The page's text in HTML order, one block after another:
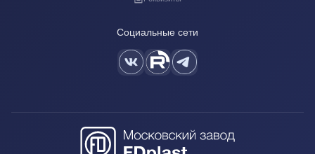
Социальные сети